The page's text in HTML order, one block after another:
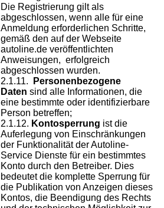
Die Registrierung gilt als
abgeschlossen, wenn alle für eine
Anmeldung erforderlichen Schritte,
gemäß den auf der Webseite
autoline.de veröffentlichten
Anweisungen, erfolgreich
abgeschlossen wurden.
Personenbezogene
Daten sind alle Informationen, die
eine bestimmte oder identifizierbare
Person betreffen;
Kontosperrung ist die
Auferlegung von Einschränkungen
der Funktionalität der Autoline-
Service Dienste für ein bestimmtes
Konto durch den Betreiber. Dies
bedeutet die komplette Sperrung für
die Publikation von Anzeigen dieses
Kontos, die Beendigung des Rechts